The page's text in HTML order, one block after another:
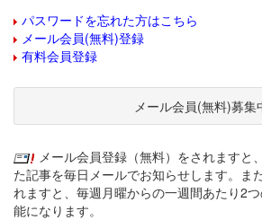
パスワードを忘れた方はこちら
メール会員(無料)登録
有料会員登録
メール会員(無料)募集
メール会員登録（無料）をされますと
た記事を毎日メールでお知らせします。ま
れますと、毎週月曜からの一週間あたり2
能になります。